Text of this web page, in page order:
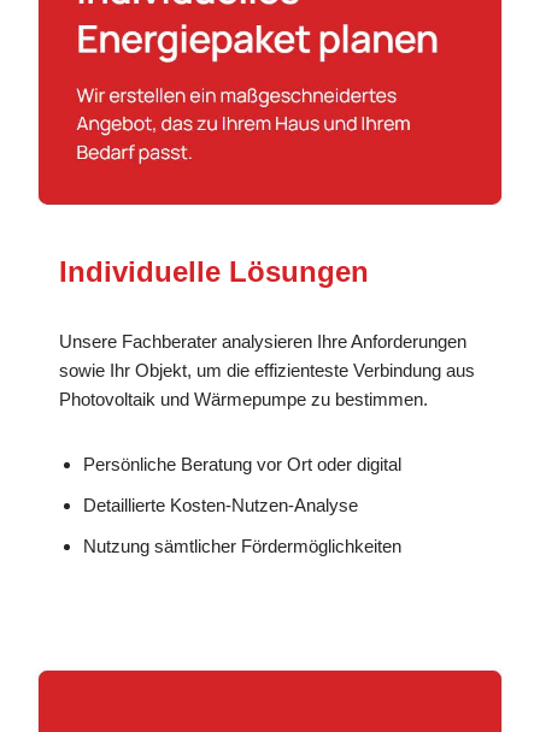
Individuelle Lösungen
Unsere Fachberater analysieren Ihre Anforderungen
sowie Ihr Objekt, um die effizienteste Verbindung aus
Photovoltaik und Wärmepumpe zu bestimmen.
Persönliche Beratung vor Ort oder digital
Detaillierte Kosten-Nutzen-Analyse
Nutzung sämtlicher Fördermöglichkeiten